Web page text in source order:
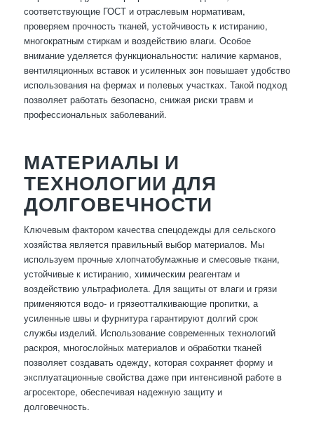
соответствующие ГОСТ и отраслевым нормативам,
проверяем прочность тканей, устойчивость к истиранию,
многократным стиркам и воздействию влаги. Особое
внимание уделяется функциональности: наличие карманов,
вентиляционных вставок и усиленных зон повышает удобство
использования на фермах и полевых участках. Такой подход
позволяет работать безопасно, снижая риски травм и
профессиональных заболеваний.
МАТЕРИАЛЫ И
ТЕХНОЛОГИИ ДЛЯ
ДОЛГОВЕЧНОСТИ
Ключевым фактором качества спецодежды для сельского
хозяйства является правильный выбор материалов. Мы
используем прочные хлопчатобумажные и смесовые ткани,
устойчивые к истиранию, химическим реагентам и
воздействию ультрафиолета. Для защиты от влаги и грязи
применяются водо- и грязеотталкивающие пропитки, а
усиленные швы и фурнитура гарантируют долгий срок
службы изделий. Использование современных технологий
раскроя, многослойных материалов и обработки тканей
позволяет создавать одежду, которая сохраняет форму и
эксплуатационные свойства даже при интенсивной работе в
агросекторе, обеспечивая надежную защиту и
долговечность.